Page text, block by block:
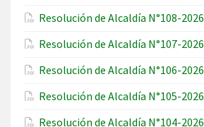
Resolución de Alcaldía N°108-2026
Resolución de Alcaldía N°107-2026
Resolución de Alcaldía N°106-2026
Resolución de Alcaldía N°105-2026
Resolución de Alcaldía N°104-2026